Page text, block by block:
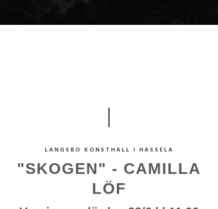
LANGSBO KONSTHALL I HASSELA
"SKOGEN" - CAMILLA
LÖF